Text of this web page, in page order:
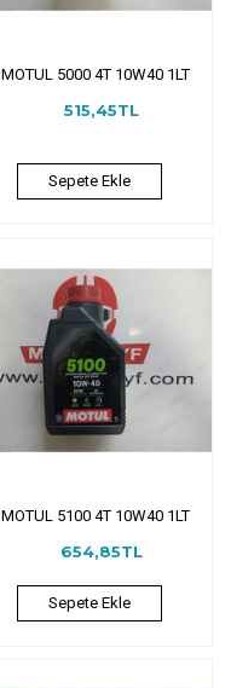
MOTUL 5000 4T 10W40 1LT
515,45TL
Sepete Ekle
MOTUL 5100 4T 10W40 1LT
654,85TL
Sepete Ekle